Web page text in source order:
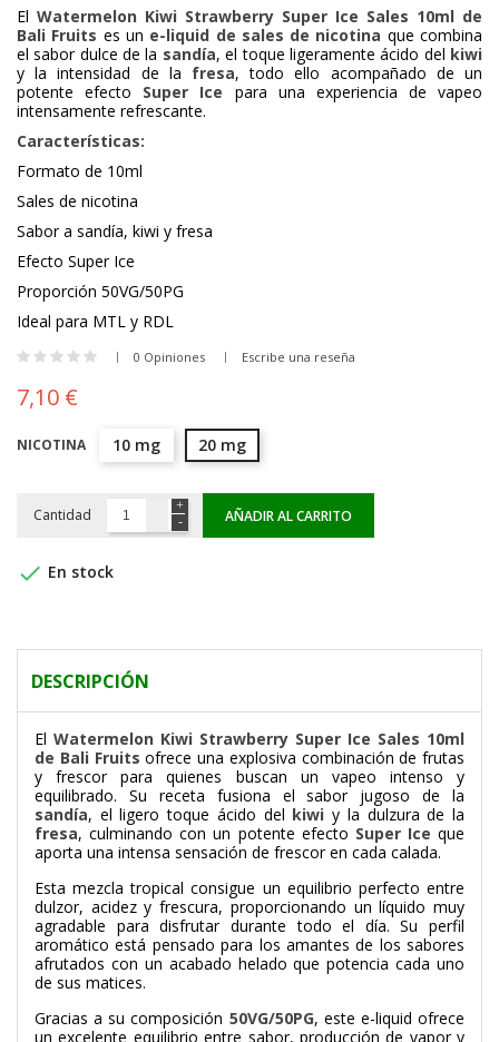
El Watermelon Kiwi Strawberry Super Ice Sales 10ml de
Bali Fruits es un e-liquid de sales de nicotina que combina
el sabor dulce de la sandía, el toque ligeramente ácido del kiwi
y la intensidad de la fresa, todo ello acompañado de un
potente efecto Super Ice para una experiencia de vapeo
intensamente refrescante.
Características:
Formato de 10ml
Sales de nicotina
Sabor a sandía, kiwi y fresa
Efecto Super Ice
Proporción 50VG/50PG
Ideal para MTL y RDL
0 Opiniones Escribe una reseña
7,10 €
NICOTINA 10 mg 20 mg
Cantidad AÑADIR AL CARRITO
 En stock
DESCRIPCIÓN
El Watermelon Kiwi Strawberry Super Ice Sales 10ml
de Bali Fruits ofrece una explosiva combinación de frutas
y frescor para quienes buscan un vapeo intenso y
equilibrado. Su receta fusiona el sabor jugoso de la
sandía, el ligero toque ácido del kiwi y la dulzura de la
fresa, culminando con un potente efecto Super Ice que
aporta una intensa sensación de frescor en cada calada.
Esta mezcla tropical consigue un equilibrio perfecto entre
dulzor, acidez y frescura, proporcionando un líquido muy
agradable para disfrutar durante todo el día. Su perfil
aromático está pensado para los amantes de los sabores
afrutados con un acabado helado que potencia cada uno
de sus matices.
Gracias a su composición 50VG/50PG, este e-liquid ofrece
un excelente equilibrio entre sabor, producción de vapor y